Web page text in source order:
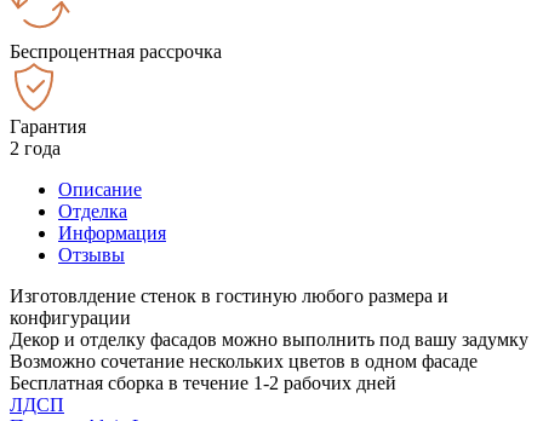
Беспроцентная рассрочка
Гарантия
2 года
Описание
Отделка
Информация
Отзывы
Изготовлдение стенок в гостиную любого размера и
конфигурации
Декор и отделку фасадов можно выполнить под вашу задумку
Возможно сочетание нескольких цветов в одном фасаде
Бесплатная сборка в течение 1-2 рабочих дней
ЛДСП